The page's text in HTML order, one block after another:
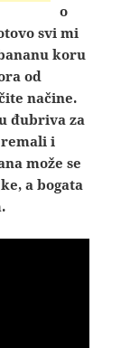
o
svi mi
koru
od
načine.
đubriva za
i
može se
a bogata